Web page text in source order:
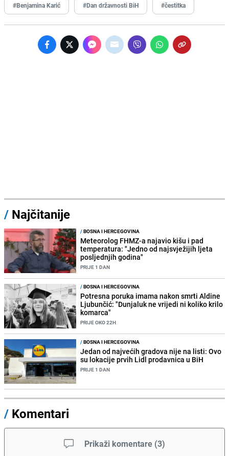
#Benjamina Karić #Dan državnosti BiH #čestitka
/ Najčitanije
/BOSNA I HERCEGOVINA
Meteorolog FHMZ-a najavio kišu i pad
temperatura: "Jedno od najsvježijih ljeta
posljednjih godina"
PRIJE 1 DAN
/BOSNA I HERCEGOVINA
Potresna poruka imama nakon smrti Aldine
Ljubunčić: "Dunjaluk ne vrijedi ni koliko krilo
komarca"
PRIJE OKO 22H
/BOSNA I HERCEGOVINA
Jedan od najvećih gradova nije na listi: Ovo
su lokacije prvih Lidl prodavnica u BiH
PRIJE 1 DAN
/ Komentari
Prikaži komentare (3)